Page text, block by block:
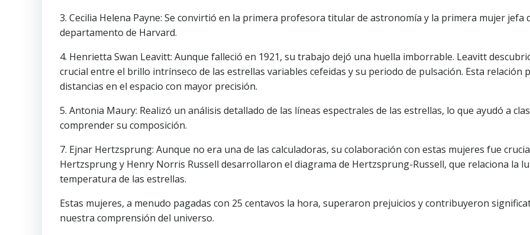
3. Cecilia Helena Payne: Se convirtió en la primera profesora titular de astronomía y la primera mujer jefa
departamento de Harvard.
4. Henrietta Swan Leavitt: Aunque falleció en 1921, su trabajo dejó una huella imborrable. Leavitt
crucial entre el brillo intrínseco de las estrellas variables cefeidas y su periodo de pulsación. Esta relación
distancias en el espacio con mayor precisión.
5. Antonia Maury: Realizó un análisis detallado de las líneas espectrales de las estrellas, lo que ayudó a
comprender su composición.
7. Ejnar Hertzsprung: Aunque no era una de las calculadoras, su colaboración con estas mujeres fue
Hertzsprung y Henry Norris Russell desarrollaron el diagrama de Hertzsprung-Russell, que relaciona la
temperatura de las estrellas.
Estas mujeres, a menudo pagadas con 25 centavos la hora, superaron prejuicios y contribuyeron
nuestra comprensión del universo.